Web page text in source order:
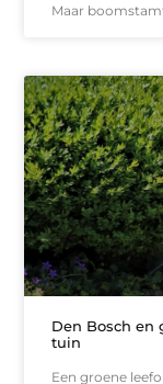
Maar
Den Bosch en
tuin
Een groene